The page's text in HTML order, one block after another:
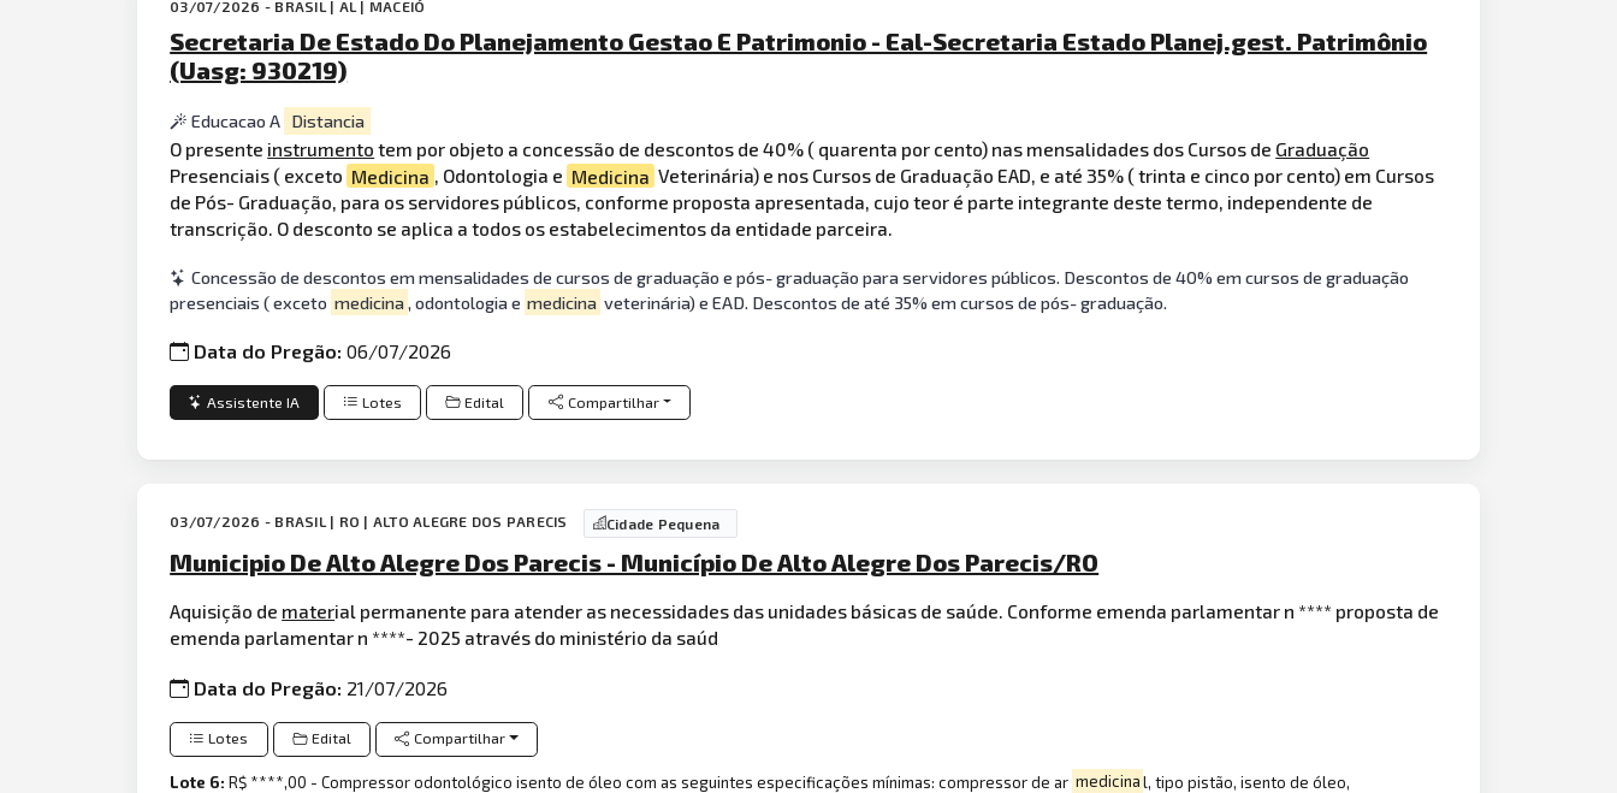
03/07/2026 - BRASIL | AL | MACEIÓ
Secretaria De Estado Do Planejamento Gestao E Patrimonio - Eal-Secretaria Estado Planej.gest. Patrimônio
(Uasg: 930219)
Educacao A Distancia
O presente instrumento tem por objeto a concessão de descontos de 40% ( quarenta por cento) nas mensalidades dos Cursos de Graduação
Presenciais ( exceto Medicina , Odontologia e Medicina Veterinária) e nos Cursos de Graduação EAD, e até 35% ( trinta e cinco por cento) em Cursos
de Pós- Graduação, para os servidores públicos, conforme proposta apresentada, cujo teor é parte integrante deste termo, independente de
transcrição. O desconto se aplica a todos os estabelecimentos da entidade parceira.
Concessão de descontos em mensalidades de cursos de graduação e pós- graduação para servidores públicos. Descontos de 40% em cursos de graduação
presenciais ( exceto medicina, odontologia e medicina veterinária) e EAD. Descontos de até 35% em cursos de pós- graduação.
Data do Pregão:06/07/2026
Assistente IA Lotes Edital Compartilhar
03/07/2026 - BRASIL | RO | ALTO ALEGRE DOS PARECIS Cidade Pequena
Municipio De Alto Alegre Dos Parecis - Município De Alto Alegre Dos Parecis/RO
Aquisição de material permanente para atender as necessidades das unidades básicas de saúde. Conforme emenda parlamentar n **** proposta de
emenda parlamentar n ****- 2025 através do ministério da saúd
Data do Pregão: 21/07/2026
Lotes Edital Compartilhar
Lote 6:R$ ****,00 - Compressor odontológico isento de óleo com as seguintes especificações mínimas: compressor de ar medicinal, tipo pistão, isento de óleo,